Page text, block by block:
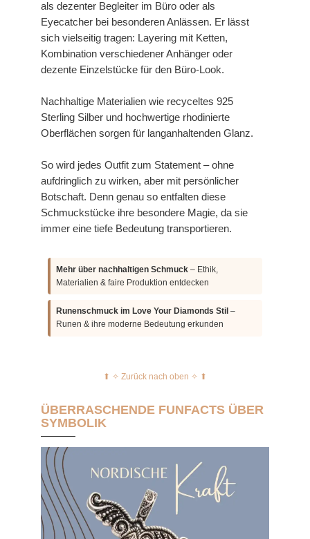
als dezenter Begleiter im Büro oder als
Eyecatcher bei besonderen Anlässen. Er lässt
sich vielseitig tragen: Layering mit Ketten,
Kombination verschiedener Anhänger oder
dezente Einzelstücke für den Büro-Look.
Nachhaltige Materialien wie recyceltes 925
Sterling Silber und hochwertige rhodinierte
Oberflächen sorgen für langanhaltenden Glanz.
So wird jedes Outfit zum Statement – ohne
aufdringlich zu wirken, aber mit persönlicher
Botschaft. Denn genau so entfalten diese
Schmuckstücke ihre besondere Magie, da sie
immer eine tiefe Bedeutung transportieren.
Mehr über nachhaltigen Schmuck– Ethik,
Materialien & faire Produktion entdecken
Runenschmuck im Love Your Diamonds Stil –
Runen & ihre moderne Bedeutung erkunden
⬆︎ ✧ Zurück nach oben ✧ ⬆︎
ÜBERRASCHENDE FUNFACTS ÜBER
SYMBOLIK